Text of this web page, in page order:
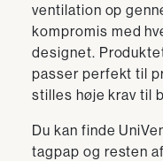
ventilation op
kompromis med
designet.
passer perfekt til
stilles høje krav til
Du kan finde
tagpap og resten